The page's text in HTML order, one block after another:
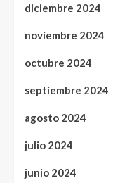
diciembre 2024
noviembre 2024
octubre 2024
septiembre 2024
agosto 2024
julio 2024
junio 2024